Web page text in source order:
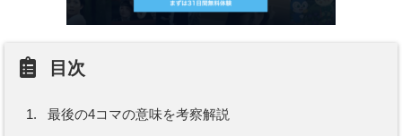
目次
1. 最後の4コマの意味を考察解説